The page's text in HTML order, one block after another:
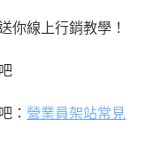
你線上行銷教學！
： 營業員架站常見